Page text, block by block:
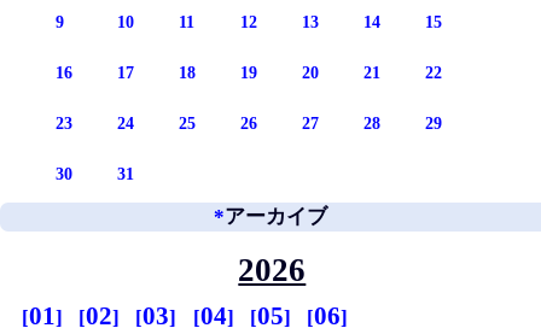
9 10 11 12 13 14 15
16 17 18 19 20 21 22
23 24 25 26 27 28 29
30 31
*アーカイブ
2026
01 02 03 04 05
06